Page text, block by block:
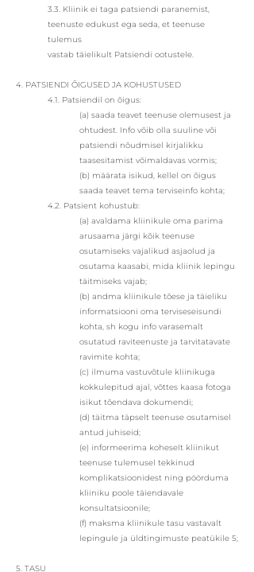
3.3. Kliinik ei taga patsiendi paranemist,
teenuste edukust ega seda, et teenuse
tulemus
vastab täielikult Patsiendi ootustele.
4. PATSIENDI ÕIGUSED JA KOHUSTUSED
4.1. Patsiendil on õigus:
(a) saada teavet teenuse olemusest ja
ohtudest. Info võib olla suuline või
patsiendi nõudmisel kirjalikku
taasesitamist võimaldavas vormis;
(b) määrata isikud, kellel on õigus
saada teavet tema terviseinfo kohta;
4.2. Patsient kohustub:
(a) avaldama kliinikule oma parima
arusaama järgi kõik teenuse
osutamiseks vajalikud asjaolud ja
osutama kaasabi, mida kliinik lepingu
täitmiseks vajab;
(b) andma kliinikule tõese ja täieliku
informatsiooni oma terviseseisundi
kohta, sh kogu info varasemalt
osutatud raviteenuste ja tarvitatavate
ravimite kohta;
(c) ilmuma vastuvõtule kliinikuga
kokkulepitud ajal, võttes kaasa fotoga
isikut tõendava dokumendi;
(d) täitma täpselt teenuse osutamisel
antud juhiseid;
(e) informeerima koheselt kliinikut
teenuse tulemusel tekkinud
komplikatsioonidest ning pöörduma
kliiniku poole täiendavale
konsultatsioonile;
(f) maksma kliinikule tasu vastavalt
lepingule ja üldtingimuste peatükile 5;
5. TASU